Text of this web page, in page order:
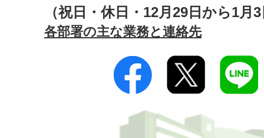
（祝日・休日・12月29日から1月
各部署の主な業務と連絡先